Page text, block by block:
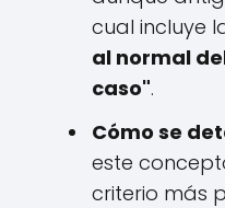
cual incluye
al normal
caso".
Cómo se
este
criterio más